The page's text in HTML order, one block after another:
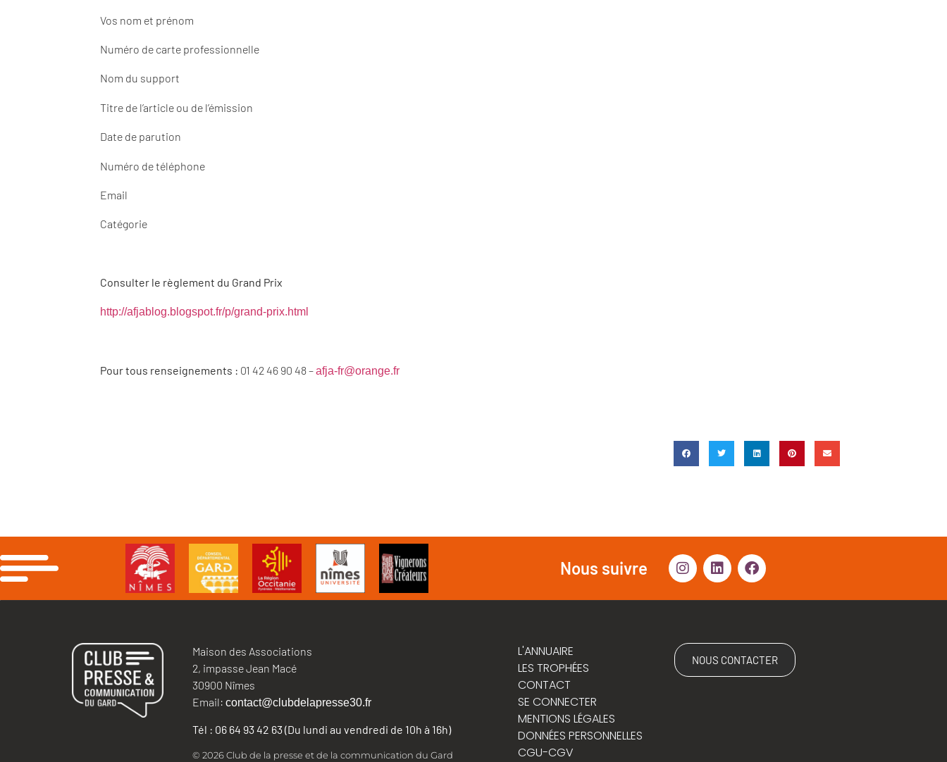
Vos nom et prénom
Numéro de carte professionnelle
Nom du support
Titre de l’article ou de l’émission
Date de parution
Numéro de téléphone
Email
Catégorie
Consulter le règlement du Grand Prix
http://afjablog.blogspot.fr/p/grand-prix.html
Pour tous renseignements : 01 42 46 90 48 –afja-fr@orange.fr
Nous suivre
Maison des Associations
2, impasse Jean Macé
30900 Nîmes
Email: contact@clubdelapresse30.fr
Tél : 06 64 93 42 63 (Du lundi au vendredi de 10h à 16h)
© 2026 Club de la presse et de la communication du Gard
L'ANNUAIRE
LES TROPHÉES
CONTACT
SE CONNECTER
MENTIONS LÉGALES
DONNÉES PERSONNELLES
CGU-CGV
NOUS CONTACTER